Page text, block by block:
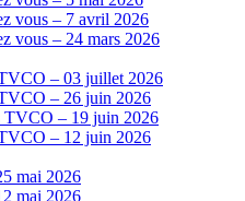
vous – 7 avril 2026
vous – 24 mars 2026
– 03 juillet 2026
– 26 juin 2026
TVCO – 19 juin 2026
– 12 juin 2026
mai 2026
mai 2026